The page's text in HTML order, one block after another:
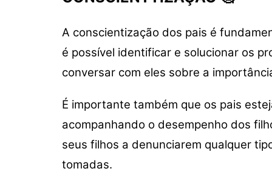
A conscientização dos pais é
é possível identificar e solucionar os
conversar com eles sobre a
É importante também que os pais
acompanhando o desempenho dos
seus filhos a denunciarem qualquer
tomadas.